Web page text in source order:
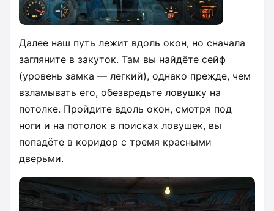
Далее наш путь лежит вдоль окон, но сначала
загляните в закуток. Там вы найдёте сейф
(уровень замка — легкий), однако прежде, чем
взламывать его, обезвредьте ловушку на
потолке. Пройдите вдоль окон, смотря под
ноги и на потолок в поисках ловушек, вы
попадёте в коридор с тремя красными
дверьми.